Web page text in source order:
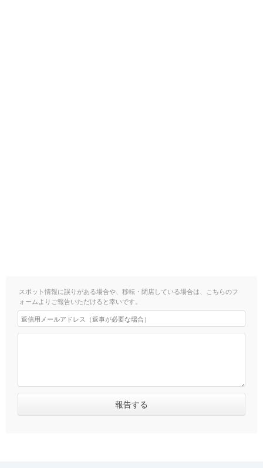
スポット情報に誤りがある場合や、移転・閉店している場合は、こちらのフ
ォームよりご報告いただけると幸いです。